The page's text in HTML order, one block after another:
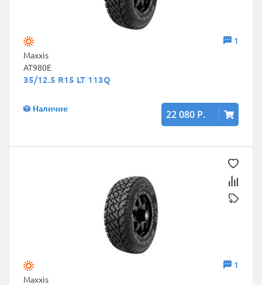
1
Maxxis
AT980E
35/12.5 R15 LT 113Q
Наличие 22 080 Р.
1
Maxxis